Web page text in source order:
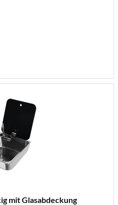
mit Glasabdeckung